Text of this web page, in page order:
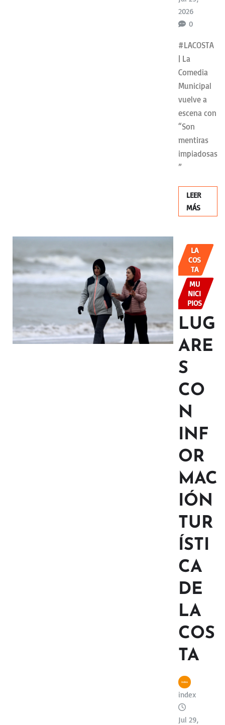
2026
0
#LACOSTA
| La
Comedia
Municipal
vuelve a
escena con
“Son
mentiras
impiadosas
”
LEER
MÁS
LA
COS
TA
MU
NICI
PIOS
LUG
ARE
S
CO
N
INF
OR
MAC
IÓN
TUR
ÍSTI
CA
DE
LA
COS
TA
index
Jul 29,